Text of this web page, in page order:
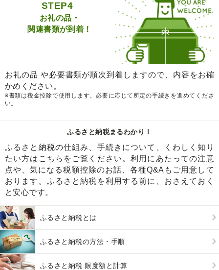
STEP4
お礼の品・
関連書類が到着！
お礼の品 や必要書類が順次到着しますので、内容をお確
かめください。
※書類は税金控除で使用します。必要に応じて所定の手続きを進めてくださ
い。
ふるさと納税まるわかり！
ふるさと納税の仕組み、手続きについて、くわしく知り
たい方はこちらをご覧ください。利用にあたっての注意
点や、気になる税額控除のお話、各種Q&Aもご用意して
おります。ふるさと納税を利用する前に、おさえておく
と安心です。
ふるさと納税とは
ふるさと納税の方法・手順
ふるさと納税 限度額と計算